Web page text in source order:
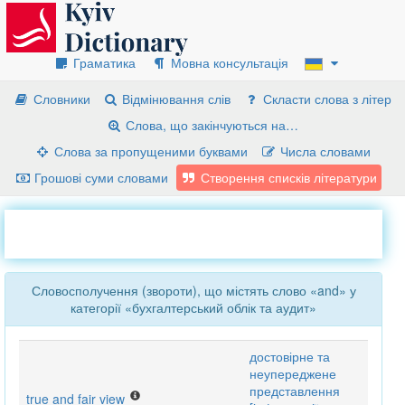
Граматика
Мовна консультація
Словники
Відмінювання слів
Скласти слова з літер
Слова, що закінчуються на…
Слова за пропущеними буквами
Числа словами
Грошові суми словами
Створення списків літератури
Словосполучення (звороти), що містять слово «and» у
категорії «бухгалтерський облік та аудит»
true and fair view
достовірне та
неупереджене
представлення